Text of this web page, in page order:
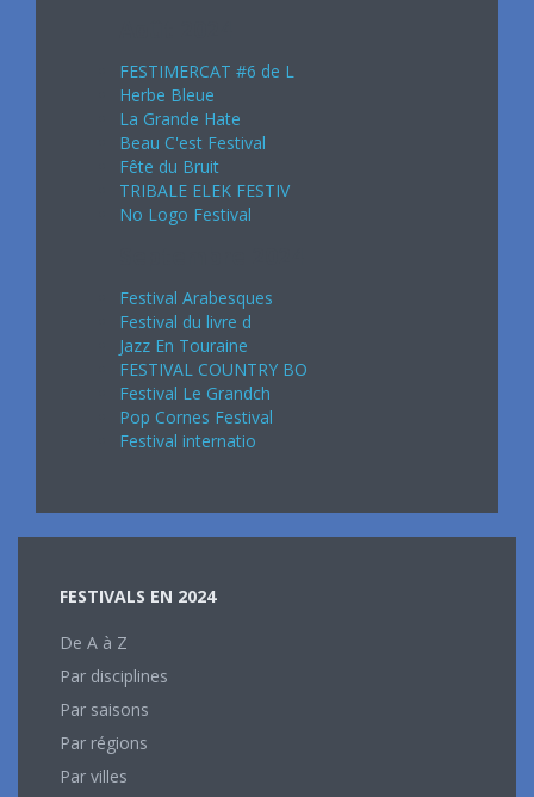
FESTIMERCAT #6 de L
Herbe Bleue
La Grande Hate
Beau C'est Festival
Fête du Bruit
TRIBALE ELEK FESTIV
No Logo Festival
Festival Arabesques
Festival du livre d
Jazz En Touraine
FESTIVAL COUNTRY BO
Festival Le Grandch
Pop Cornes Festival
Festival internatio
FESTIVALS EN 2024
De A à Z
Par disciplines
Par saisons
Par régions
Par villes